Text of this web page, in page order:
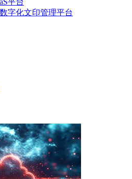
平台
字化文印管理平台